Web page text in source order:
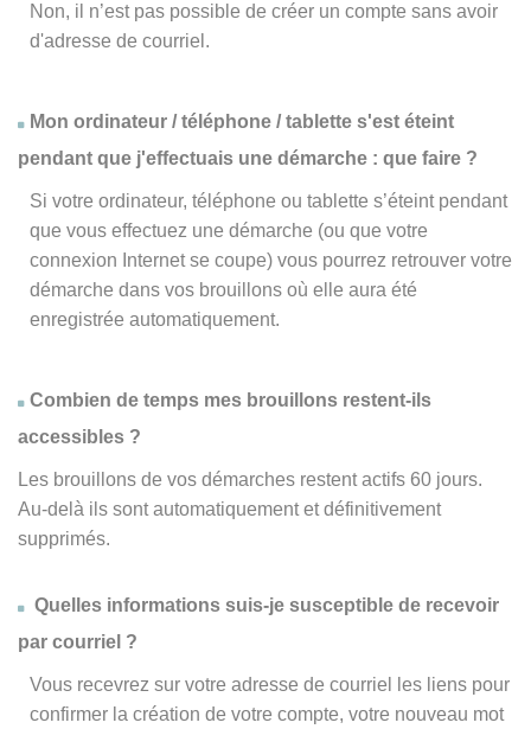
Non, il n’est pas possible de créer un compte sans avoir
d'adresse de courriel.
Mon ordinateur / téléphone / tablette s'est éteint
pendant que j'effectuais une démarche : que faire ?
Si votre ordinateur, téléphone ou tablette s’éteint pendant
que vous effectuez une démarche (ou que votre
connexion Internet se coupe) vous pourrez retrouver votre
démarche dans vos brouillons où elle aura été
enregistrée automatiquement.
Combien de temps mes brouillons restent-ils
accessibles ?
Les brouillons de vos démarches restent actifs 60 jours.
Au-delà ils sont automatiquement et définitivement
supprimés.
Quelles informations suis-je susceptible de recevoir
par courriel ?
Vous recevrez sur votre adresse de courriel les liens pour
confirmer la création de votre compte, votre nouveau mot